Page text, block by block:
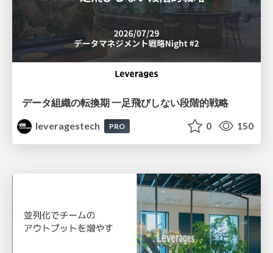
データ組織の転換期 一足飛びしない段階的戦略
leveragestech
PRO 0 150